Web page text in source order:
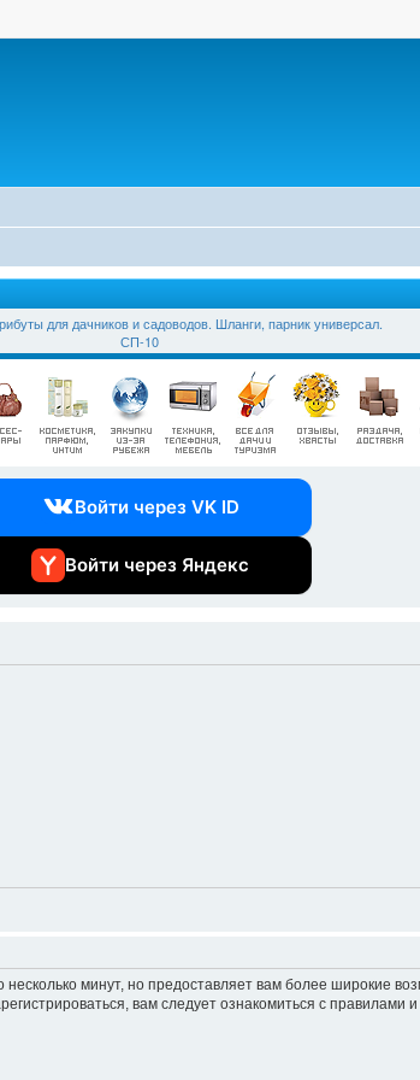
для дачников и садоводов. Шланги, парник универсал.
СП-10
Войти через VK ID
Войти через Яндекс
минут, но предоставляет вам более широкие
вам следует ознакомиться с